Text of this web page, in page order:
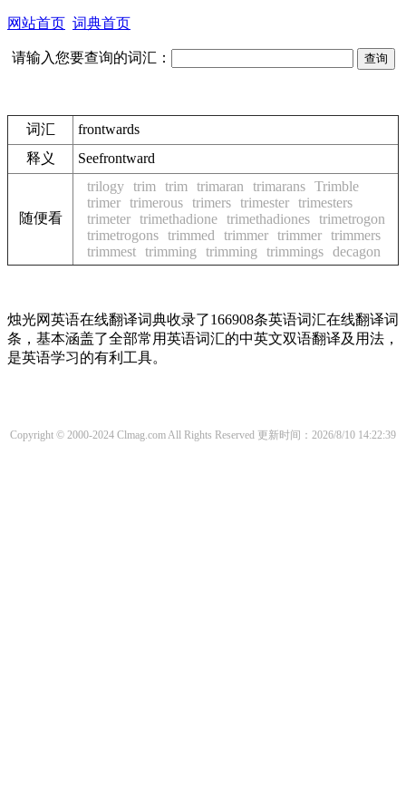
网站首页 词典首页
请输入您要查询的词汇：
词汇
frontwards
释义
Seefrontward
随便看
trilogy trim trim trimaran trimarans Trimble
trimer trimerous trimers trimester trimesters
trimeter trimethadione trimethadiones trimetrogon
trimetrogons trimmed trimmer trimmer trimmers
trimmest trimming trimming trimmings decagon
烛光网英语在线翻译词典收录了166908条英语词汇在线翻译词
条，基本涵盖了全部常用英语词汇的中英文双语翻译及用法，
是英语学习的有利工具。
Copyright © 2000-2024 Clmag.com All Rights Reserved 更新时间：2026/8/10 14:22:39